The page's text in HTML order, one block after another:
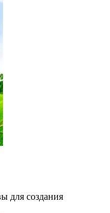
для создания